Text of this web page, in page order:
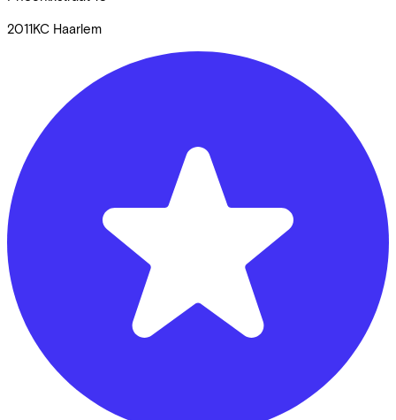
2011KC Haarlem